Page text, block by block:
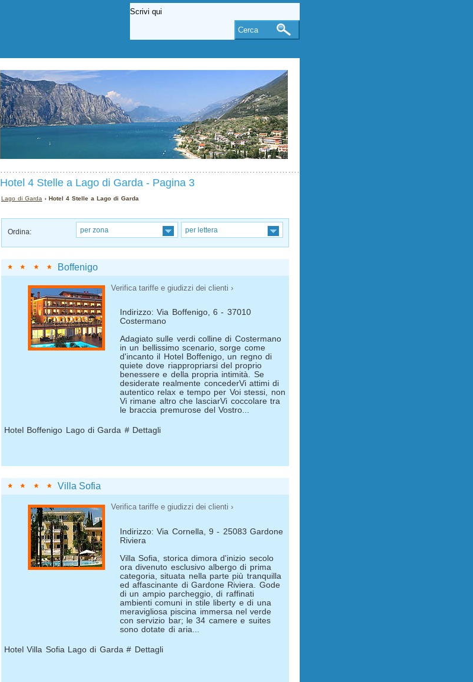
Hotel 4 Stelle a Lago di Garda - Pagina 3
Lago di Garda › Hotel 4 Stelle a Lago di Garda
Ordina: per zona per lettera
Boffenigo
Verifica tariffe e giudizzi dei clienti ›
Indirizzo: Via Boffenigo, 6 - 37010
Costermano
Adagiato sulle verdi colline di Costermano
in un bellissimo scenario, sorge come
d'incanto il Hotel Boffenigo, un regno di
quiete dove riappropriarsi del proprio
benessere e della propria intimità. Se
desiderate realmente concederVi attimi di
autentico relax e tempo per Voi stessi, non
Vi rimane altro che lasciarVi coccolare tra
le braccia premurose del Vostro...
Hotel Boffenigo Lago di Garda # Dettagli
Villa Sofia
Verifica tariffe e giudizzi dei clienti ›
Indirizzo: Via Cornella, 9 - 25083 Gardone
Riviera
Villa Sofia, storica dimora d'inizio secolo
ora divenuto esclusivo albergo di prima
categoria, situata nella parte più tranquilla
ed affascinante di Gardone Riviera. Gode
di un ampio parcheggio, di raffinati
ambienti comuni in stile liberty e di una
meravigliosa piscina immersa nel verde
con servizio bar; le 34 camere e suites
sono dotate di aria...
Hotel Villa Sofia Lago di Garda # Dettagli
Cerca